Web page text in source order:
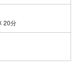
20分